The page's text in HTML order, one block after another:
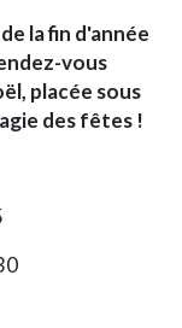
la fin d'année
vous
placée sous
des fêtes !